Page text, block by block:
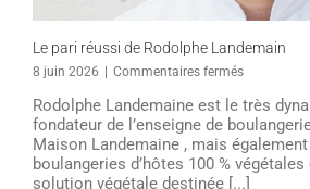
Le pari réussi de Rodolphe Landemain
8 juin 2026 Commentaires ferméssur
pari
réussi
de
Rodolphe
Rodolphe Landemaine est le très
fondateur de l’enseigne de
Maison Landemaine , mais
boulangeries d’hôtes 100 %
solution végétale destinée [...]